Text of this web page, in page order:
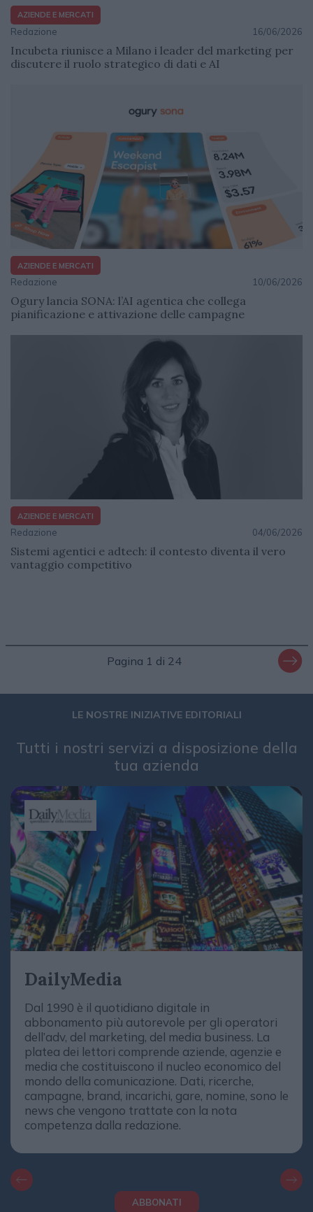
AZIENDE E MERCATI
Redazione 16/06/2026
Incubeta riunisce a Milano i leader del marketing per
discutere il ruolo strategico di dati e AI
AZIENDE E MERCATI
Redazione 10/06/2026
Ogury lancia SONA: l’AI agentica che collega
pianificazione e attivazione delle campagne
AZIENDE E MERCATI
Redazione 04/06/2026
Sistemi agentici e adtech: il contesto diventa il vero
vantaggio competitivo
Pagina 1 di 24
LE NOSTRE INIZIATIVE EDITORIALI
Tutti i nostri servizi a disposizione della
tua azienda
DailyMedia
Dal 1990 è il quotidiano digitale in
abbonamento più autorevole per gli operatori
dell’adv, del marketing, del media business. La
platea dei lettori comprende aziende, agenzie e
media che costituiscono il nucleo economico del
mondo della comunicazione. Dati, ricerche,
campagne, brand, incarichi, gare, nomine, sono le
news che vengono trattate con la nota
competenza dalla redazione.
ABBONATI